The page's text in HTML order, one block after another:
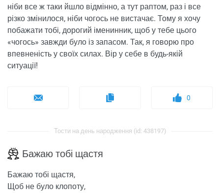
ніби все ж таки йшло відмінно, а тут раптом, раз і все
різко змінилося, ніби чогось не вистачає. Тому я хочу
побажати тобі, дорогий іменинник, щоб у тебе цього
«чогось» завжди було із запасом. Так, я говорю про
впевненість у своїх силах. Вір у себе в будь-якій
ситуації!
0
Тости на день народження (id: 438197)
Бажаю тобі щастя
Бажаю тобі щастя,
Щоб не було клопоту,